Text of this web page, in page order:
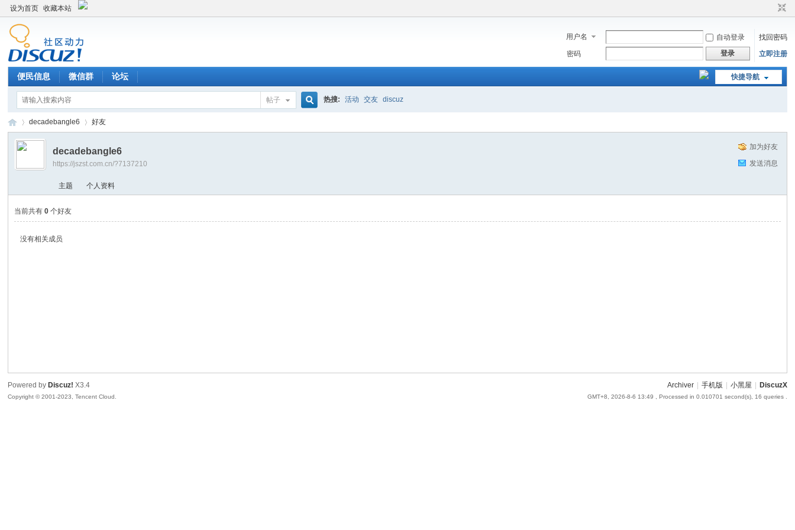
设为首页 收藏本站
用户名 自动登录
找回密码
密码
登录 立即注册
快捷导航
便民信息 微信群 论坛
帖子 热搜: 活动 交友 discuz
›
decadebangle6 好友
加为好友
发送消息
decadebangle6
https://jszst.com.cn/?7137210
主题 个人资料
当前共有0 个好友
没有相关成员
Archiver 手机版 小黑屋 DiscuzX
GMT+8, 2026-8-6 13:49 , Processed in 0.010701 second(s), 16 queries .
Powered by Discuz! X3.4
Copyright © 2001-2023, Tencent Cloud.